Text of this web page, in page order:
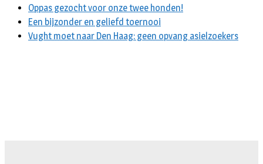
Oppas gezocht voor onze twee honden!
Een bijzonder en geliefd toernooi
Vught moet naar Den Haag: geen opvang asielzoekers